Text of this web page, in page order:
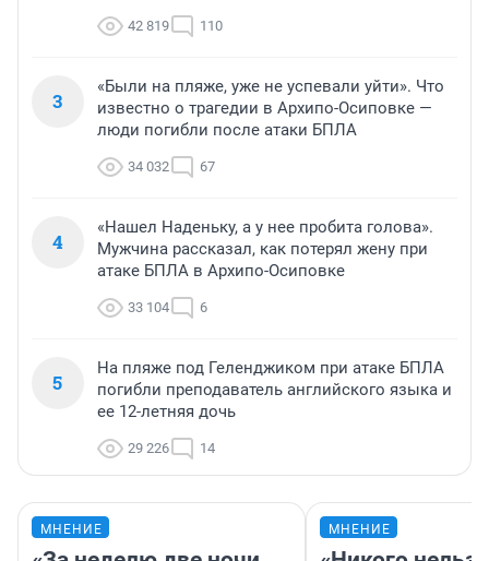
42 819 110
3
«Были на пляже, уже не успевали уйти». Что
известно о трагедии в Архипо-Осиповке —
люди погибли после атаки БПЛА
34 032 67
4
«Нашел Наденьку, а у нее пробита голова».
Мужчина рассказал, как потерял жену при
атаке БПЛА в Архипо-Осиповке
33 104 6
5
На пляже под Геленджиком при атаке БПЛА
погибли преподаватель английского языка и
ее 12-летняя дочь
29 226 14
МНЕНИЕ МНЕНИЕ